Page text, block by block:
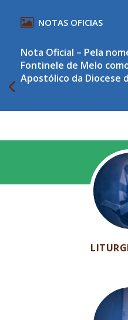
NOTAS OFICIAS
Nota Oficial – Pela
Fontinele de Melo
Apostólico da Diocese